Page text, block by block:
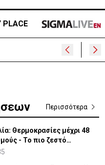
PLACE
Περισσότερα
Θερμοκρασίες μέχρι 48
- Το πιο ζεστό
των 100 χρόνων